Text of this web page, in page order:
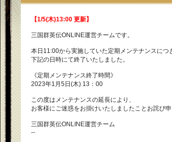
【1/5(木)13:00 更新】
三国群英伝ONLINE運営チームです。
本日11:00から実施していた定期メンテナンスにつ
下記の日時にて終了いたしました。
《定期メンテナンス終了時間》
2023年1月5日(木) 13：00
この度はメンテナンスの延長により、
お客様にご迷惑をお掛けいたしましたことお詫び申
三国群英伝ONLINE運営チーム
--